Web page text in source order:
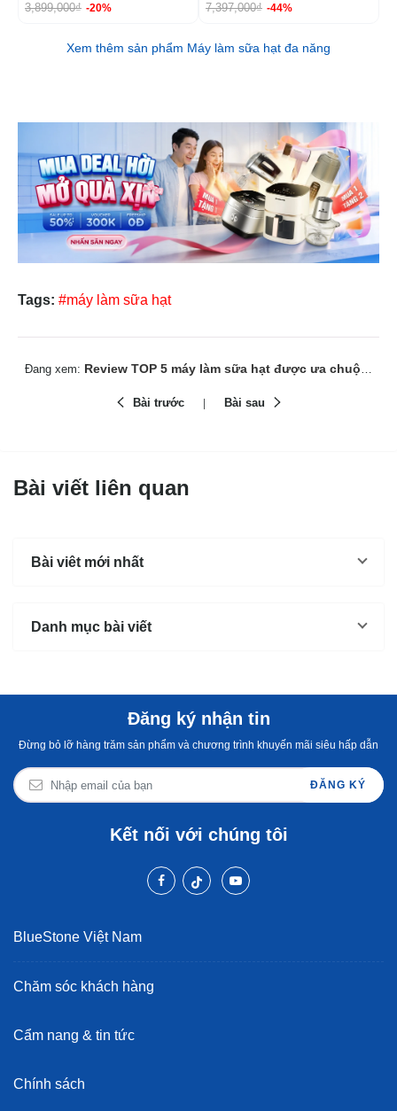
3,899,000₫ -20% 7,397,000₫ -44%
Xem thêm sản phẩm Máy làm sữa hạt đa năng
Tags: #máy làm sữa hạt
Đang xem: Review TOP 5 máy làm sữa hạt được ưa chuộng hiện nay
Bài trước Bài sau
Bài viết liên quan
Bài viêt mới nhất
Danh mục bài viết
Đăng ký nhận tin
Đừng bỏ lỡ hàng trăm sản phẩm và chương trình khuyến mãi siêu hấp dẫn
ĐĂNG KÝ
Kết nối với chúng tôi
BlueStone Việt Nam
Chăm sóc khách hàng
Cẩm nang & tin tức
Chính sách